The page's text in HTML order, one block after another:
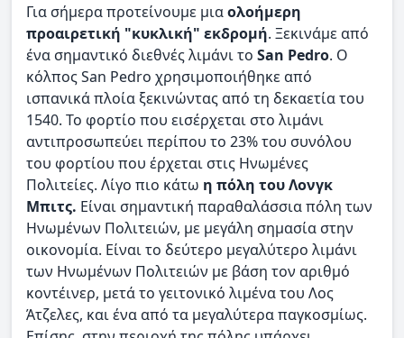
Για σήμερα προτείνουμε μιαολοήμερη
προαιρετική "κυκλική" εκδρομή. Ξεκινάμε από
ένα σημαντικό διεθνές λιμάνι το San Pedro. Ο
κόλπος San Pedro χρησιμοποιήθηκε από
ισπανικά πλοία ξεκινώντας από τη δεκαετία του
1540. Το φορτίο που εισέρχεται στο λιμάνι
αντιπροσωπεύει περίπου το 23% του συνόλου
του φορτίου που έρχεται στις Ηνωμένες
Πολιτείες. Λίγο πιο κάτω η πόλη του Λονγκ
Μπιτς. Είναι σημαντική παραθαλάσσια πόλη των
Ηνωμένων Πολιτειών, με μεγάλη σημασία στην
οικονομία. Είναι το δεύτερο μεγαλύτερο λιμάνι
των Ηνωμένων Πολιτειών με βάση τον αριθμό
κοντέινερ, μετά το γειτονικό λιμένα του Λος
Άτζελες, και ένα από τα μεγαλύτερα παγκοσμίως.